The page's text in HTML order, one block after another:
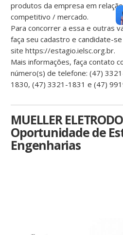
produtos daempresa em
competitivo / mercado.
Para concorrer a essa e outras
faça seu cadastro e candidate-
sitehttps://estagio.ielsc.org.br.
Mais informações, faça contato
número(s) de telefone: (47)
1830, (47) 3321-1831 e (47)
MUELLER
Oportunidade de
Engenharias